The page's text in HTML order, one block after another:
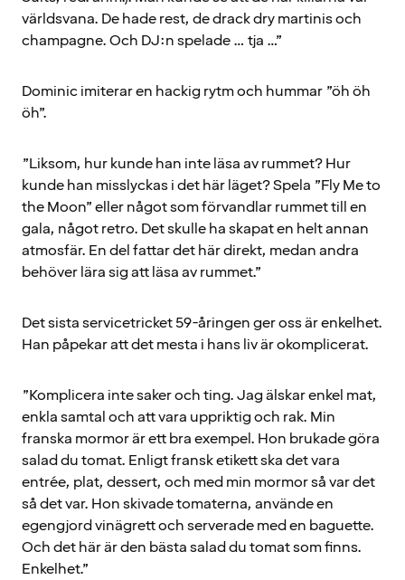
världsvana. De hade rest, de drack dry martinis och
champagne. Och DJ:n spelade … tja …”
Dominic imiterar en hackig rytm och hummar ”öh öh
öh”.
”Liksom, hur kunde han inte läsa av rummet? Hur
kunde han misslyckas i det här läget? Spela ”Fly Me to
the Moon” eller något som förvandlar rummet till en
gala, något retro. Det skulle ha skapat en helt annan
atmosfär. En del fattar det här direkt, medan andra
behöver lära sig att läsa av rummet.”
Det sista servicetricket 59-åringen ger oss är enkelhet.
Han påpekar att det mesta i hans liv är okomplicerat.
”Komplicera inte saker och ting. Jag älskar enkel mat,
enkla samtal och att vara uppriktig och rak. Min
franska mormor är ett bra exempel. Hon brukade göra
salad du tomat. Enligt fransk etikett ska det vara
entrée, plat, dessert, och med min mormor så var det
så det var. Hon skivade tomaterna, använde en
egengjord vinägrett och serverade med en baguette.
Och det här är den bästa salad du tomat som finns.
Enkelhet.”